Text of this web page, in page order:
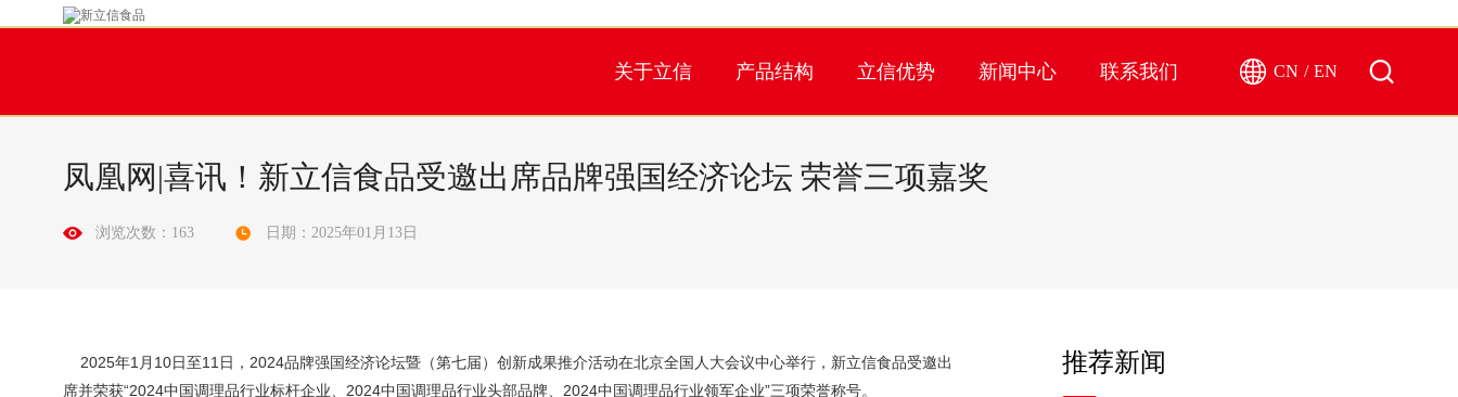
关于立信 产品结构 立信优势 新闻中心 联系我们 CN / EN
凤凰网|喜讯！新立信食品受邀出席品牌强国经济论坛 荣誉三项嘉奖
浏览次数：163 日期：2025年01月13日
2025年1月10日至11日，2024品牌强国经济论坛暨（第七届）创新成果推介活动在北京全国人大会议中心举行，新立信食品受邀出
席并荣获“2024中国调理品行业标杆企业、2024中国调理品行业头部品牌、2024中国调理品行业领军企业”三项荣誉称号。
推荐新闻